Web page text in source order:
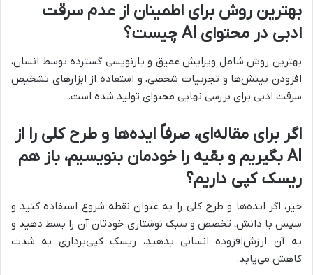
بهترین روش برای اطمینان از عدم سرقت
ادبی در محتوای AI چیست؟
بهترین روش شامل ویرایش عمیق و بازنویسی گسترده توسط انسان،
افزودن بینش‌ها و تجربیات شخصی، و استفاده از ابزارهای تشخیص
سرقت ادبی برای بررسی نهایی محتوای تولید شده است.
اگر برای مقاله‌ای، صرفاً ایده‌ها و طرح کلی را از
AI بگیریم و بقیه را خودمان بنویسیم، باز هم
ریسک کپی داریم؟
خیر، اگر ایده‌ها و طرح کلی را به عنوان نقطه شروع استفاده کنید و
سپس با دانش، تخصص و سبک نوشتاری خودتان آن را بسط دهید و
به آن ارزش‌افزوده انسانی بدهید، ریسک کپی‌برداری به شدت
کاهش می‌یابد.